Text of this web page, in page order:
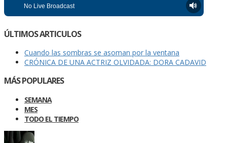
ÚLTIMOS ARTICULOS
Cuando las sombras se asoman por la ventana
CRÓNICA DE UNA ACTRIZ OLVIDADA: DORA CADAVID
MÁS POPULARES
SEMANA
MES
TODO EL TIEMPO